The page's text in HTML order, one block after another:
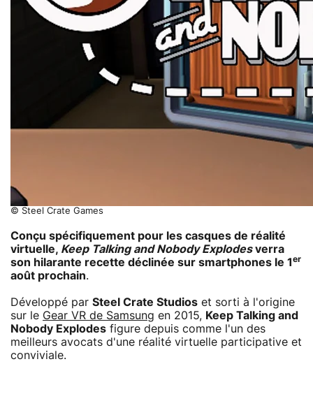
© Steel Crate Games
Conçu spécifiquement pour les casques de réalité
virtuelle, Keep Talking and Nobody Explodesverra
son hilarante recette déclinée sur smartphones le 1 er
août prochain.
Développé par Steel Crate Studios et sorti à l'origine
sur le Gear VR de Samsung en 2015, Keep Talking and
Nobody Explodes figure depuis comme l'un des
meilleurs avocats d'une réalité virtuelle participative et
conviviale.